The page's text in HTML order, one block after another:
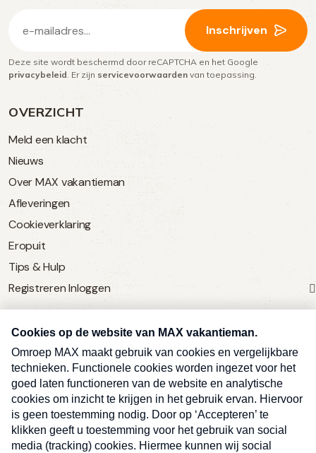
OVERZICHT
Meld een klacht
Nieuws
Over MAX vakantieman
Afleveringen
Cookieverklaring
Eropuit
Tips & Hulp
Registreren Inloggen
SERVICE
Over Omroep MAX
MAX Vandaag
MAX Meldpunt
Pers
Contact
mailadres
(Vereist)
Inschrijven
Deze site wordt beschermd door reCAPTCHA en het Google
privacybeleid . Er zijn servicevoorwaarden van toepassing.